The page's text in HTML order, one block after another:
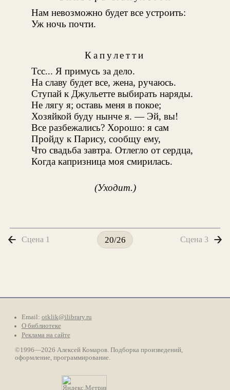
Нам невозможно будет все устроить:
Уж ночь почти.
Капулетти
Тсс... Я примусь за дело.
На славу будет все, жена, ручаюсь.
Ступай к Джульетте выбирать наряды.
Не лягу я; оставь меня в покое;
Хозяйкой буду нынче я. — Эй, вы!
Все разбежались? Хорошо: я сам
Пройду к Парису, сообщу ему,
Что свадьба завтра. Отлегло от сердца,
Когда капризница моя смирилась.
(Уходит.)
Сцена 1 20/26 Сцена 3
Email: otklik@ilibrary.ru
О библиотеке
Реклама на сайте
©1996—2026 Алексей Комаров. Подборка произведений,
оформление, программирование.